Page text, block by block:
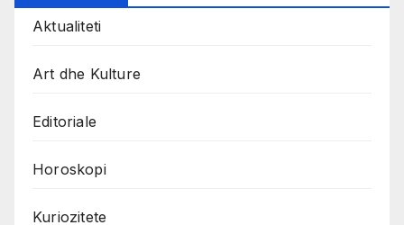
Aktualiteti
Art dhe Kulture
Editoriale
Horoskopi
Kuriozitete